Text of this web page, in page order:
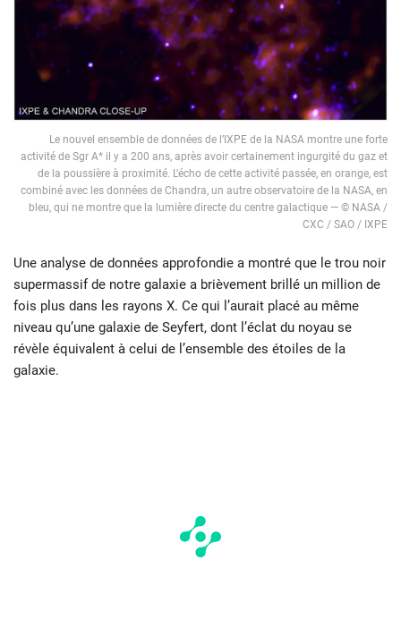
Le nouvel ensemble de données de l’IXPE de la NASA montre une forte
activité de Sgr A* il y a 200 ans, après avoir certainement ingurgité du gaz et
de la poussière à proximité. L’écho de cette activité passée, en orange, est
combiné avec les données de Chandra, un autre observatoire de la NASA, en
bleu, qui ne montre que la lumière directe du centre galactique — © NASA /
CXC / SAO / IXPE
Une analyse de données approfondie a montré que le trou noir
supermassif de notre galaxie a brièvement brillé un million de
fois plus dans les rayons X. Ce qui l’aurait placé au même
niveau qu’une galaxie de Seyfert, dont l’éclat du noyau se
révèle équivalent à celui de l’ensemble des étoiles de la
galaxie.